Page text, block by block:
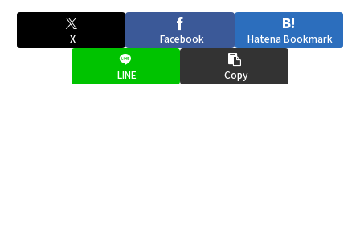
X Facebook Hatena Bookmark
LINE Copy